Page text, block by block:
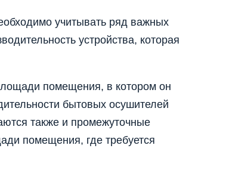
учитывать ряд важных
устройства, которая
помещения, в котором он
бытовых осушителей
также и промежуточные
помещения, где требуется